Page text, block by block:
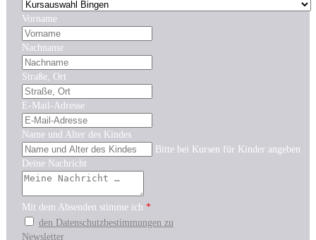
Vorname
Nachname
Straße, Ort
E-Mail-Adresse
Name und Alter des Kindes
Bitte bei Kursen für Kinder angeben
Deine Nachricht
Mit dem Absenden stimme ich *
den Datenschutzbestimmungen zu
Newsletter